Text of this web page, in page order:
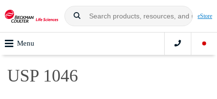
eStore
Menu
USP 1046